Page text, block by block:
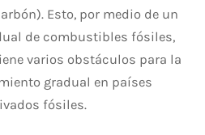
Esto, por medio de un
de combustibles fósiles,
varios obstáculos para la
gradual en países
fósiles.